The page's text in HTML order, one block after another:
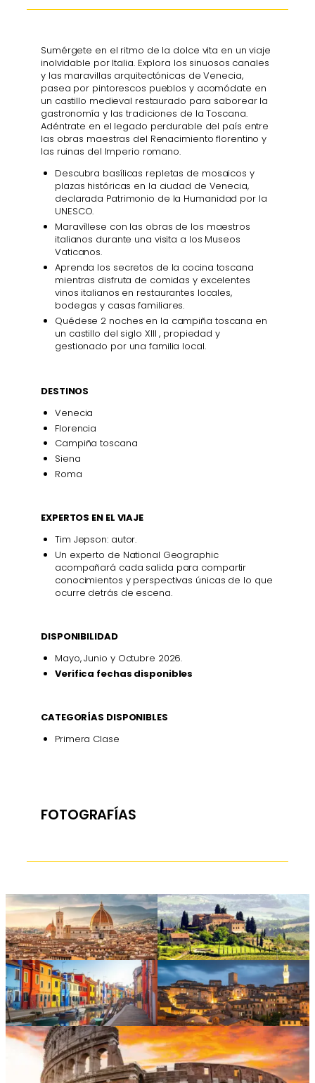
Sumérgete en el ritmo de la dolce vita en un viaje
inolvidable por Italia. Explora los sinuosos canales
y las maravillas arquitectónicas de Venecia,
pasea por pintorescos pueblos y acomódate en
un castillo medieval restaurado para saborear la
gastronomía y las tradiciones de la Toscana.
Adéntrate en el legado perdurable del país entre
las obras maestras del Renacimiento florentino y
las ruinas del Imperio romano.
Descubra basílicas repletas de mosaicos y
plazas históricas en la ciudad de Venecia,
declarada Patrimonio de la Humanidad por la
UNESCO.
Maravíllese con las obras de los maestros
italianos durante una visita a los Museos
Vaticanos.
Aprenda los secretos de la cocina toscana
mientras disfruta de comidas y excelentes
vinos italianos en restaurantes locales,
bodegas y casas familiares.
Quédese 2 noches en la campiña toscana en
un castillo del siglo XIII , propiedad y
gestionado por una familia local.
DESTINOS
Venecia
Florencia
Campiña toscana
Siena
Roma
EXPERTOS EN EL VIAJE
Tim Jepson: autor.
Un experto de National Geographic
acompañará cada salida para compartir
conocimientos y perspectivas únicas de lo que
ocurre detrás de escena.
DISPONIBILIDAD
Mayo, Junio y Octubre 2026.
Verifica fechas disponibles
CATEGORÍAS DISPONIBLES
Primera Clase
FOTOGRAFÍAS